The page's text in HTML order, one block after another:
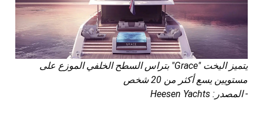
يتميز اليخت "Grace" بتراس السطح الخلفي الموزع على
مستويين يسع أكثر من 20 شخص
- المصدر: Heesen Yachts